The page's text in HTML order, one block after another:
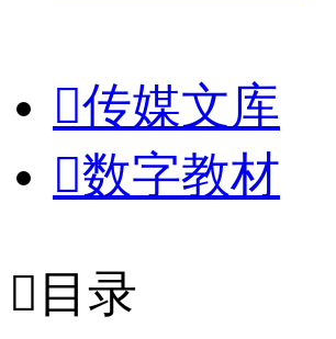
传媒文库
数字教材
 目录